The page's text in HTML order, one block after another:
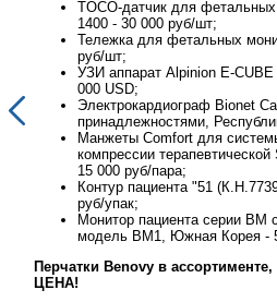
TOCO-датчик для
1400 - 30 000 руб/шт;
Тележка для фетальных
руб/шт;
УЗИ аппарат Alpinion E-
000 USD;
Электрокардиограф Bionet
принадлежностями,
Манжеты Comfort для
компрессии
15 000 руб/пара;
Контур пациента "51
руб/упак;
Монитор пациента серии BM
модель BM1, Южная Корея -
Перчатки Benovy в
ЦЕНА!